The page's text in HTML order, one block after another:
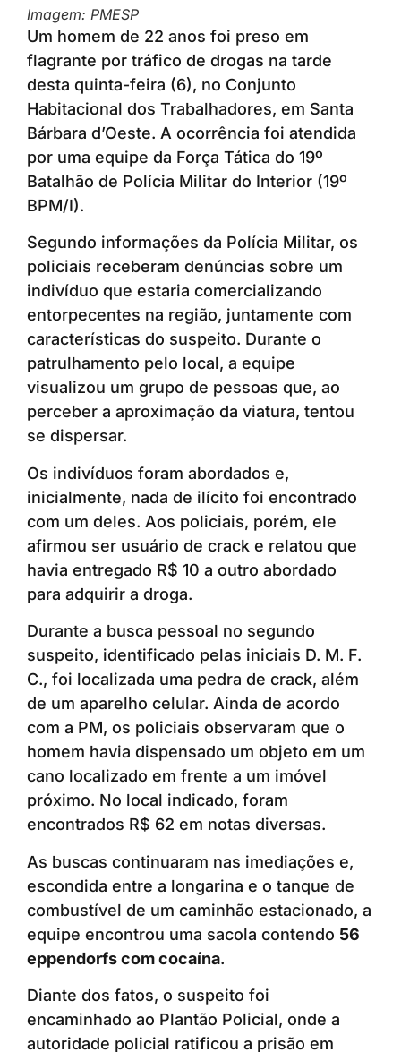
Imagem: PMESP
Um homem de 22 anos foi preso em
flagrante por tráfico de drogas na tarde
desta quinta-feira (6), no Conjunto
Habitacional dos Trabalhadores, em Santa
Bárbara d’Oeste. A ocorrência foi atendida
por uma equipe da Força Tática do 19º
Batalhão de Polícia Militar do Interior (19º
BPM/I).
Segundo informações da Polícia Militar, os
policiais receberam denúncias sobre um
indivíduo que estaria comercializando
entorpecentes na região, juntamente com
características do suspeito. Durante o
patrulhamento pelo local, a equipe
visualizou um grupo de pessoas que, ao
perceber a aproximação da viatura, tentou
se dispersar.
Os indivíduos foram abordados e,
inicialmente, nada de ilícito foi encontrado
com um deles. Aos policiais, porém, ele
afirmou ser usuário de crack e relatou que
havia entregado R$ 10 a outro abordado
para adquirir a droga.
Durante a busca pessoal no segundo
suspeito, identificado pelas iniciais D. M. F.
C., foi localizada uma pedra de crack, além
de um aparelho celular. Ainda de acordo
com a PM, os policiais observaram que o
homem havia dispensado um objeto em um
cano localizado em frente a um imóvel
próximo. No local indicado, foram
encontrados R$ 62 em notas diversas.
As buscas continuaram nas imediações e,
escondida entre a longarina e o tanque de
combustível de um caminhão estacionado, a
equipe encontrou uma sacola contendo 56
eppendorfs com cocaína.
Diante dos fatos, o suspeito foi
encaminhado ao Plantão Policial, onde a
autoridade policial ratificou a prisão em